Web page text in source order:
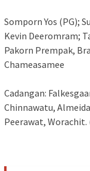
Somporn Yos (PG);
Kevin Deeromram;
Pakorn Prempak,
Chameasamee​​​​​​​
Cadangan:
Chinnawatu,
Peerawat, Worachit.